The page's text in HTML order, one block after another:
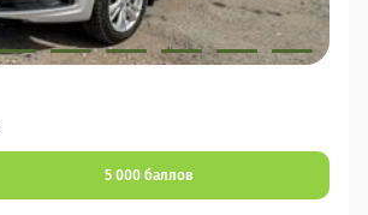
5 000 баллов